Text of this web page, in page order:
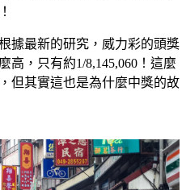
據最新的研究，威力彩的頭獎
高，只有約1/8,145,060！這麼
但其實這也是為什麼中獎的故